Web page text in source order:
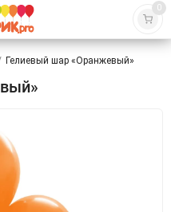
0
Гелиевый шар «Оранжевый»